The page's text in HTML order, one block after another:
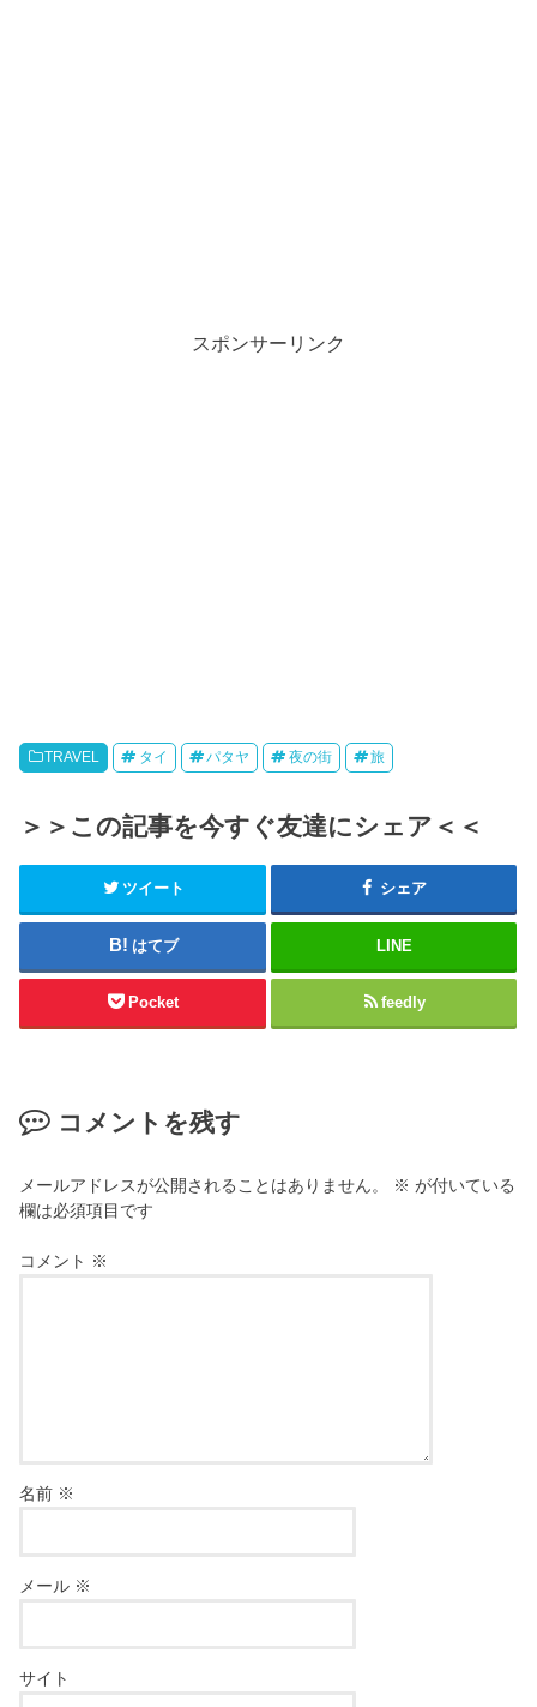
スポンサーリンク
TRAVEL タイ パタヤ 夜の街 旅
＞＞この記事を今すぐ友達にシェア＜＜
ツイート シェア
はてブ LINE
Pocket feedly
コメントを残す
メールアドレスが公開されることはありません。 ※ が付いている
欄は必須項目です
コメント ※
名前 ※
メール ※
サイト